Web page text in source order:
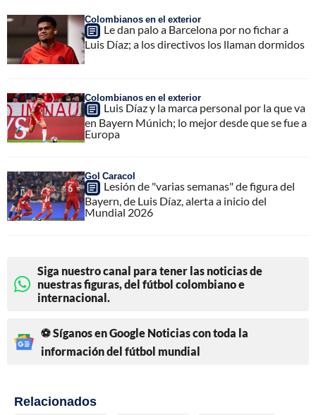
Colombianos en el exterior
Le dan palo a Barcelona por no fichar a
Luis Díaz; a los directivos los llaman dormidos
Colombianos en el exterior
Luis Díaz y la marca personal por la que va
en Bayern Múnich; lo mejor desde que se fue a
Europa
Gol Caracol
Lesión de "varias semanas" de figura del
Bayern, de Luis Díaz, alerta a inicio del
Mundial 2026
Siga nuestro canal para tener las noticias de
nuestras figuras, del fútbol colombiano e
internacional.
⚽ Síganos en Google Noticias con toda la
información del fútbol mundial
Relacionados